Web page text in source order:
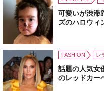
可愛いが渋滞
ズのハロウィ
FASHION レ
話題の人気
のレッドカー